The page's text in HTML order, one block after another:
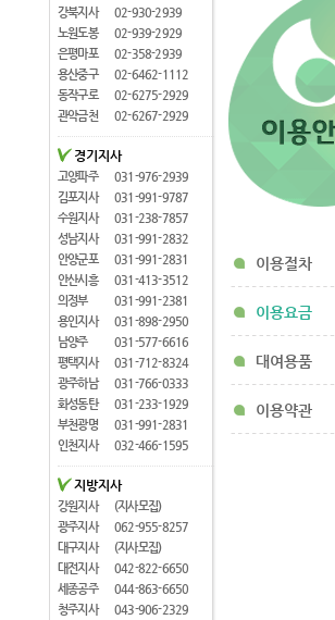
이용절차
이용요금
대여용품
이용약관
강북지사
02-930-2939
노원도봉
02-939-2929
은평마포
02-358-2939
용산중구
02-6462-1112
동작구로
02-6275-2929
관악금천
02-6267-2929
경기지사
고양파주
031-976-2939
김포지사
031-991-9787
수원지사
031-238-7857
성남지사
031-991-2832
안양군포
031-991-2831
안산시흥
031-413-3512
의정부
031-991-2381
용인지사
031-898-2950
남양주
031-577-6616
평택지사
031-712-8324
광주하남
031-766-0333
화성동탄
031-233-1929
부천광명
031-991-2831
인천지사
032-466-1595
지방지사
강원지사
(지사모집)
광주지사
062-955-8257
대구지사
(지사모집)
대전지사
042-822-6650
세종공주
044-863-6650
청주지사
043-906-2329